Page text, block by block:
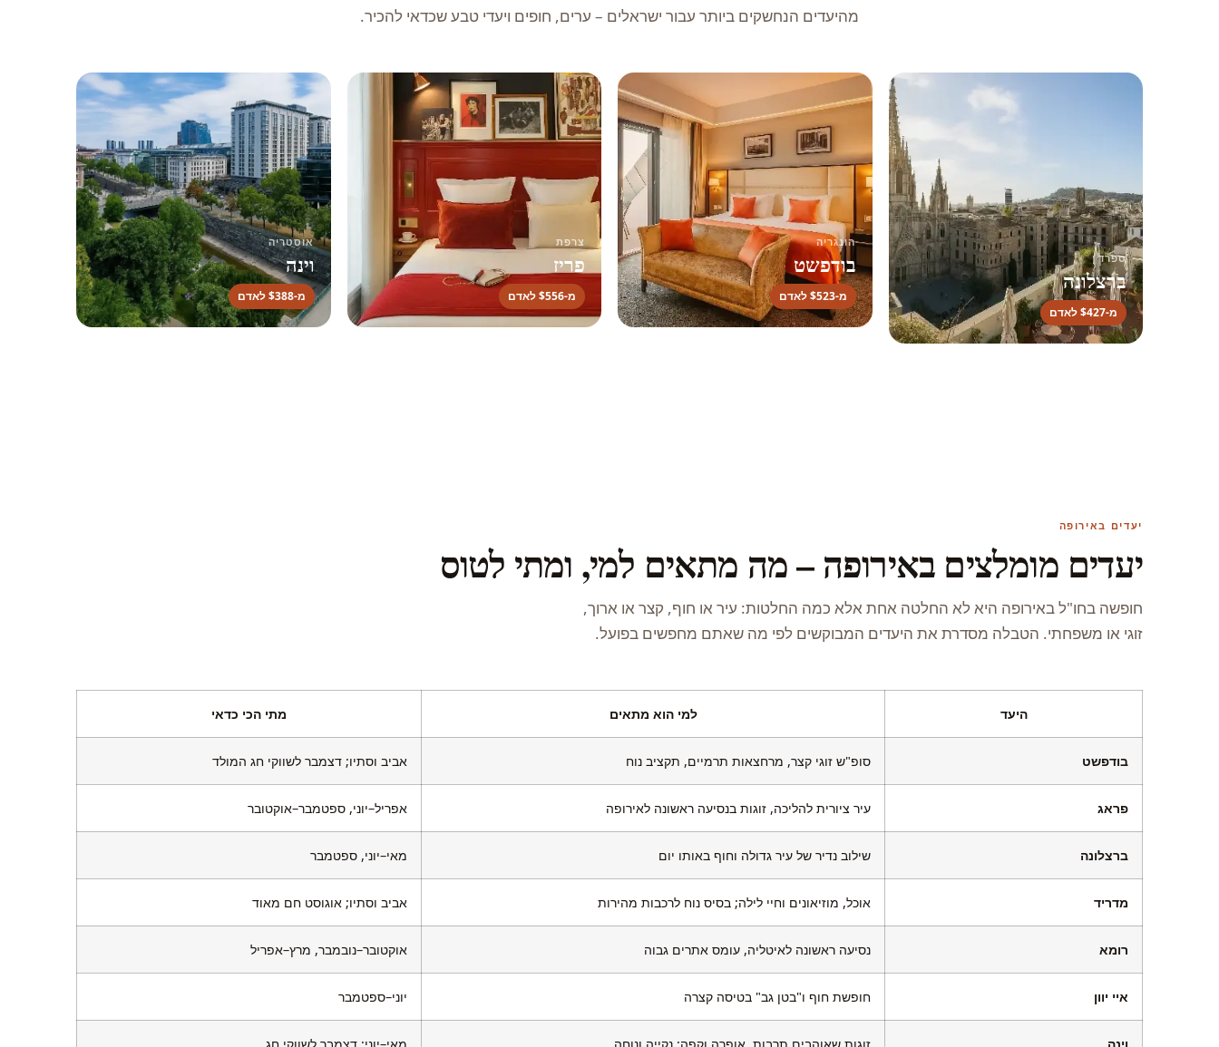
מהיעדים הנחשקים ביותר עבור ישראלים – ערים, חופים ויעדי טבע שכדאי להכיר.
ספרד
ברצלונה
מ-$427 לאדם
הונגריה
בודפשט
מ-$523 לאדם
צרפת
פריז
מ-$556 לאדם
אוסטריה
וינה
מ-$388 לאדם
יעדים באירופה
יעדים מומלצים באירופה – מה מתאים למי, ומתי לטוס
חופשה בחו"ל באירופה היא לא החלטה אחת אלא כמה החלטות: עיר או חוף, קצר או ארוך,
זוגי או משפחתי. הטבלה מסדרת את היעדים המבוקשים לפי מה שאתם מחפשים בפועל.
היעד למי הוא מתאים מתי הכי כדאי
בודפשט סופ"ש זוגי קצר, מרחצאות תרמיים, תקציב נוח אביב וסתיו; דצמבר לשווקי חג המולד
פראג עיר ציורית להליכה, זוגות בנסיעה ראשונה לאירופה אפריל–יוני, ספטמבר–אוקטובר
ברצלונה שילוב נדיר של עיר גדולה וחוף באותו יום מאי–יוני, ספטמבר
מדריד אוכל, מוזיאונים וחיי לילה; בסיס נוח לרכבות מהירות אביב וסתיו; אוגוסט חם מאוד
רומא נסיעה ראשונה לאיטליה, עומס אתרים גבוה אוקטובר–נובמבר, מרץ–אפריל
איי יוון חופשת חוף ו"בטן גב" בטיסה קצרה יוני–ספטמבר